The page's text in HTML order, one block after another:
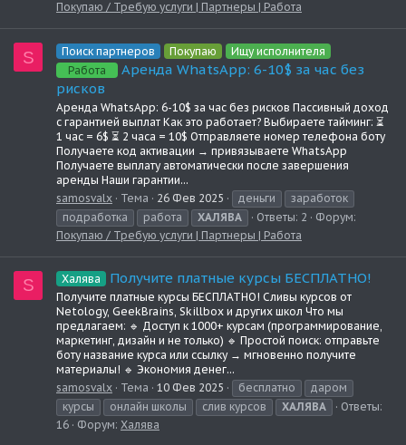
Покупаю / Требую услуги | Партнеры | Работа
S Поиск партнеров Покупаю
Ищу исполнителя
Работа
Аренда WhatsApp: 6-10$ за час без
рисков
Аренда WhatsApp: 6-10$ за час без рисков Пассивный доход
с гарантией выплат Как это работает? Выбираете тайминг: ⏳
1 час = 6$ ⏳ 2 часа = 10$ Отправляете номер телефона боту
Получаете код активации → привязываете WhatsApp
Получаете выплату автоматически после завершения
аренды Наши гарантии...
samosvalx
Тема 26 Фев 2025 деньги
заработок
подработка
работа ХАЛЯВА Ответы: 2
Форум:
Покупаю / Требую услуги | Партнеры | Работа
S Халява Получите платные курсы БЕСПЛАТНО!
Получите платные курсы БЕСПЛАТНО! Сливы курсов от
Netology, GeekBrains, Skillbox и других школ Что мы
предлагаем: 🔹 Доступ к 1000+ курсам (программирование,
маркетинг, дизайн и не только) 🔹 Простой поиск: отправьте
боту название курса или ссылку → мгновенно получите
материалы! 🔹 Экономия денег...
samosvalx
Тема 10 Фев 2025 бесплатно
даром
курсы
онлайн школы слив курсов ХАЛЯВА
Ответы:
16
Форум: Халява